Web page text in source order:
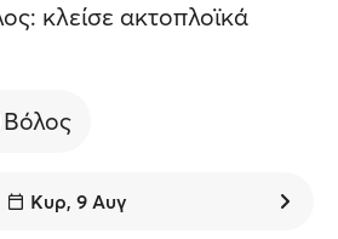
κλείσε ακτοπλοϊκά
Βόλος
Κυρ, 9 Αυγ